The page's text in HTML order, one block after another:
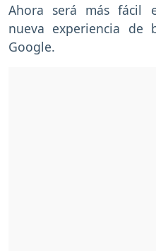
Ahora será más fácil
nueva experiencia de
Google.